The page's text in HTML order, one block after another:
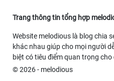
Trang thông tin tổng hợp
Website melodious là blog chia
khác nhau giúp cho mọi người
biệt có tiêu điểm quan trọng cho
© 2026 - melodious